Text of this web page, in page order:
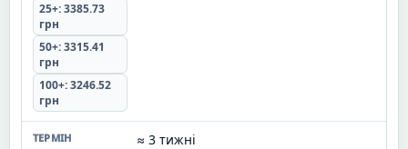
25+: 3385.73
грн
50+: 3315.41
грн
100+: 3246.52
грн
≈ 3 тижні